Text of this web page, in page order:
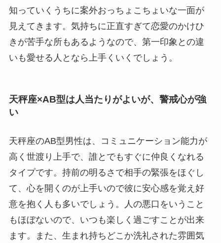
知っていくうちに案外おっちょこちょいな一面が
見えてきます。気持ちに正直すぎて恋愛のかけひ
きが苦手な所もあるようなので、第一印象との違
いも愛せる人となら上手くいくでしょう。
天秤座×AB型は人当たりがよいが、警戒心が強
い
天秤座のAB型男性は、コミュニケーション能力が
高く世渡り上手で、誰とでもすぐに仲良くなれる
タイプです。持前の明るさで相手の緊張をほぐし
て、心を開くのが上手いので彼に安心感を覚え好
意を抱く人も多いでしょう。人の悪口をいうこと
もほぼないので、いつも楽しく過ごすことが出来
ます。また、生まれ持ちどこか洗礼された雰囲気